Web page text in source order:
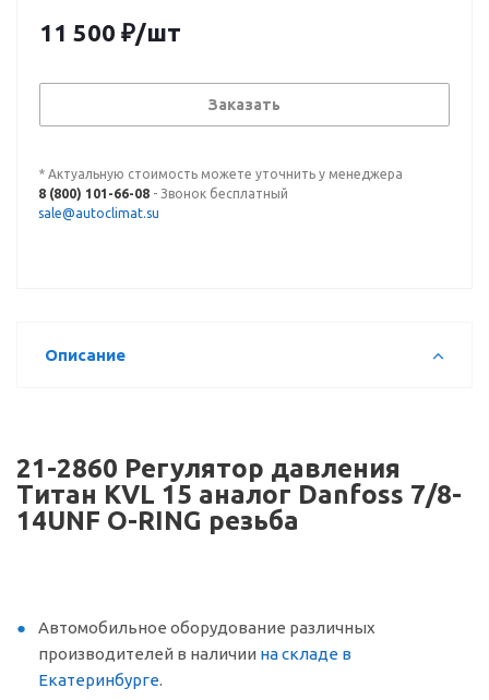
11 500 ₽/шт
Заказать
* Актуальную стоимость можете уточнить у менеджера
8 (800) 101-66-08 - Звонок бесплатный
sale@autoclimat.su
Описание
21-2860 Регулятор давления
Титан KVL 15 аналог Danfoss 7/8-
14UNF O-RING резьба
Автомобильное оборудование различных
производителей в наличии на складе в
Екатеринбурге.